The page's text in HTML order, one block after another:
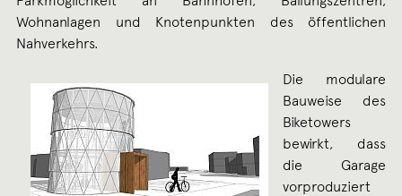
Wohnanlagen und Knotenpunkten des öffentlichen
Nahverkehrs.
Die modulare
Bauweise des
Biketowers
bewirkt, dass
die Garage
vorproduziert